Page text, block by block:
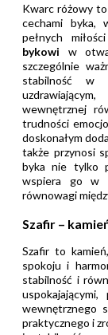
Kwarc różowy
cechami byka,
pełnych
bykowi w
szczególnie
stabilność w
uzdrawiającym,
wewnętrznej
trudności
doskonałym
także przynosi
byka nie tylko
wspiera go w
równowagi
Szafir –
Szafir to
spokoju i
stabilność i
uspokajającymi,
wewnętrznego
praktycznego i